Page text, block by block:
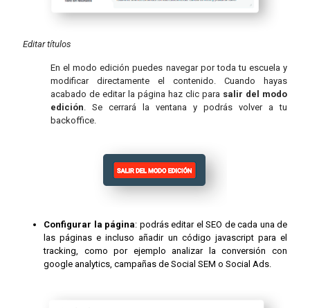
Editar títulos
En el modo edición puedes navegar por toda tu escuela y
modificar directamente el contenido. Cuando hayas
acabado de editar la página haz clic para salir del modo
edición. Se cerrará la ventana y podrás volver a tu
backoffice.
Configurar la página: podrás editar el SEO de cada una de
las páginas e incluso añadir un código javascript para el
tracking, como por ejemplo analizar la conversión con
google analytics, campañas de Social SEM o Social Ads.